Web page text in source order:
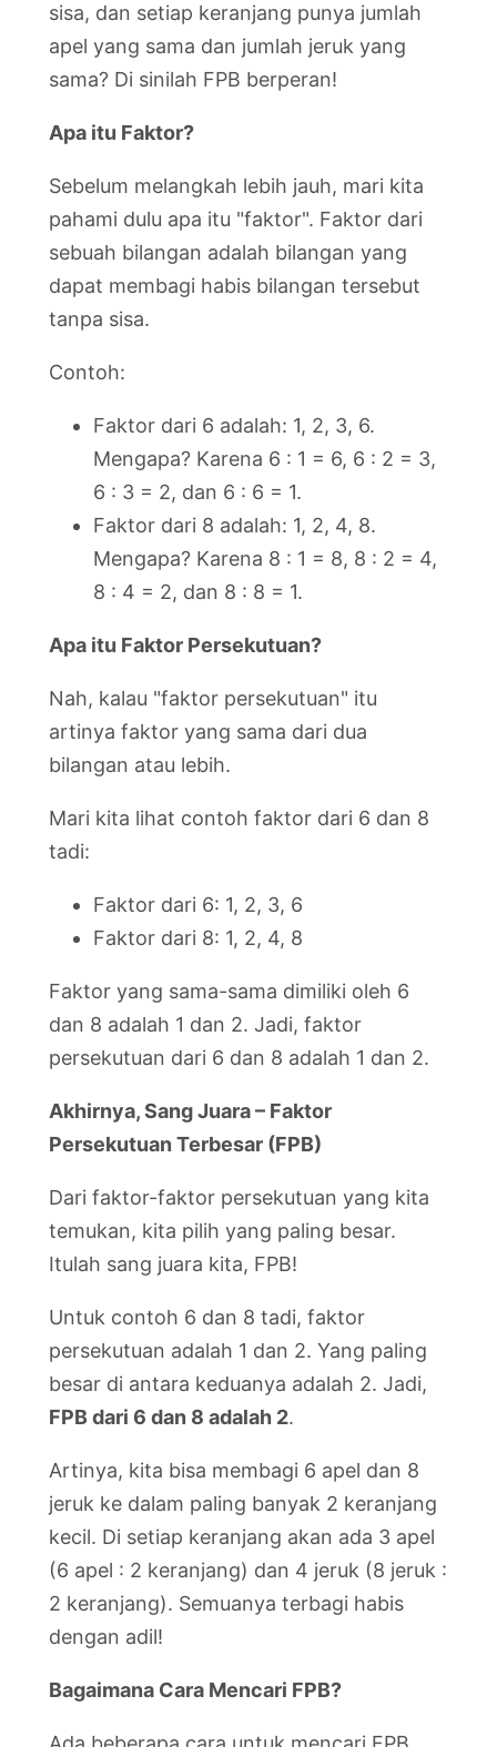
sisa, dan setiap keranjang punya jumlah
apel yang sama dan jumlah jeruk yang
sama? Di sinilah FPB berperan!
Apa itu Faktor?
Sebelum melangkah lebih jauh, mari kita
pahami dulu apa itu "faktor". Faktor dari
sebuah bilangan adalah bilangan yang
dapat membagi habis bilangan tersebut
tanpa sisa.
Contoh:
Faktor dari 6 adalah: 1, 2, 3, 6.
Mengapa? Karena 6 : 1 = 6, 6 : 2 = 3,
6 : 3 = 2, dan 6 : 6 = 1.
Faktor dari 8 adalah: 1, 2, 4, 8.
Mengapa? Karena 8 : 1 = 8, 8 : 2 = 4,
8 : 4 = 2, dan 8 : 8 = 1.
Apa itu Faktor Persekutuan?
Nah, kalau "faktor persekutuan" itu
artinya faktor yang sama dari dua
bilangan atau lebih.
Mari kita lihat contoh faktor dari 6 dan 8
tadi:
Faktor dari 6: 1, 2, 3, 6
Faktor dari 8: 1, 2, 4, 8
Faktor yang sama-sama dimiliki oleh 6
dan 8 adalah 1 dan 2. Jadi, faktor
persekutuan dari 6 dan 8 adalah 1 dan 2.
Akhirnya, Sang Juara – Faktor
Persekutuan Terbesar (FPB)
Dari faktor-faktor persekutuan yang kita
temukan, kita pilih yang paling besar.
Itulah sang juara kita, FPB!
Untuk contoh 6 dan 8 tadi, faktor
persekutuan adalah 1 dan 2. Yang paling
besar di antara keduanya adalah 2. Jadi,
FPB dari 6 dan 8 adalah 2.
Artinya, kita bisa membagi 6 apel dan 8
jeruk ke dalam paling banyak 2 keranjang
kecil. Di setiap keranjang akan ada 3 apel
(6 apel : 2 keranjang) dan 4 jeruk (8 jeruk :
2 keranjang). Semuanya terbagi habis
dengan adil!
Bagaimana Cara Mencari FPB?